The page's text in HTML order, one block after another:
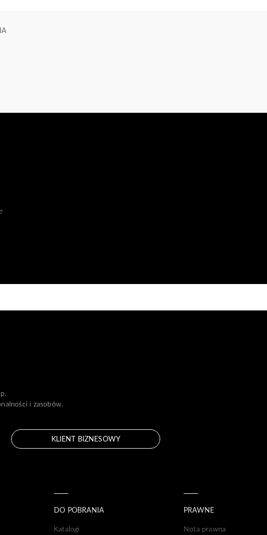
i zasobów.
KLIENT BIZNESOWY
DO POBRANIA
Katalogi
PRAWNE
Nota prawna